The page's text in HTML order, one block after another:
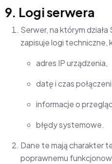
9. Logi serwera
Serwer, na którym
zapisuje logi techniczne,
adres IP urządzenia,
datę i czas
informacje o
błędy systemowe.
Dane te mają charakter
poprawnemu